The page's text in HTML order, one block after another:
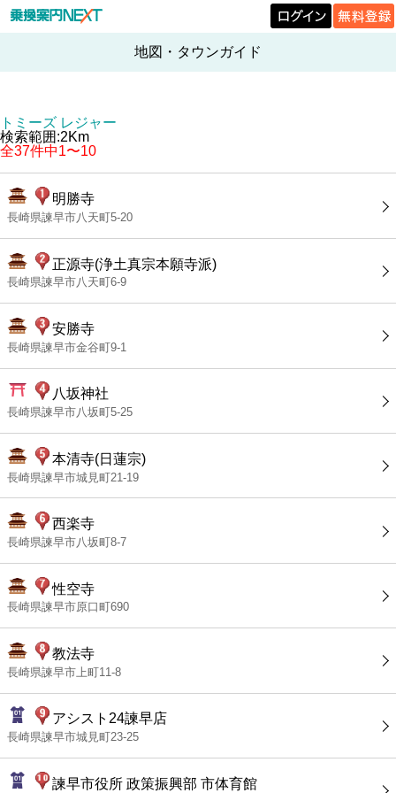
地図・タウンガイド
トミーズ レジャー
検索範囲:2Km
全37件中1〜10
明勝寺
長崎県諫早市八天町5-20
正源寺(浄土真宗本願寺派)
長崎県諫早市八天町6-9
安勝寺
長崎県諫早市金谷町9-1
八坂神社
長崎県諫早市八坂町5-25
本清寺(日蓮宗)
長崎県諫早市城見町21-19
西楽寺
長崎県諫早市八坂町8-7
性空寺
長崎県諫早市原口町690
教法寺
長崎県諫早市上町11-8
アシスト24諫早店
長崎県諫早市城見町23-25
諫早市役所 政策振興部 市体育館